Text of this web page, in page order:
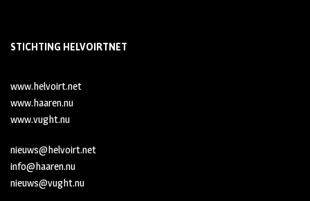
STICHTING HELVOIRTNET
www.helvoirt.net
www.haaren.nu
www.vught.nu
nieuws@helvoirt.net
info@haaren.nu
nieuws@vught.nu